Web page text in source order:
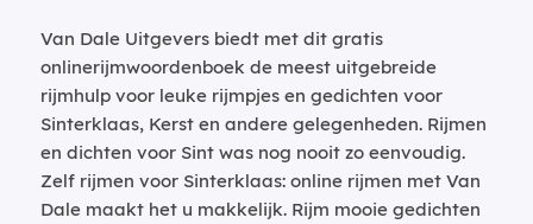
Van Dale Uitgevers biedt met dit gratis
onlinerijmwoordenboek de meest uitgebreide
rijmhulp voor leuke rijmpjes en gedichten voor
Sinterklaas, Kerst en andere gelegenheden. Rijmen
en dichten voor Sint was nog nooit zo eenvoudig.
Zelf rijmen voor Sinterklaas: online rijmen met Van
Dale maakt het u makkelijk. Rijm mooie gedichten